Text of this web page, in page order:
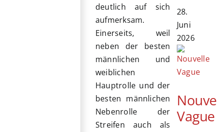
deutlich auf sich
aufmerksam.
Einerseits, weil
neben der besten
männlichen und
weiblichen
Hauptrolle und der
besten männlichen
Nebenrolle der
Streifen auch als
28.
Juni
2026
Vague